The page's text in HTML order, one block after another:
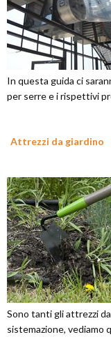
In questa guida ci
per serre e i rispettivi
Attrezzi da giardino
Sono tanti gli attrezzi
sistemazione, vediamo